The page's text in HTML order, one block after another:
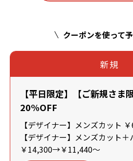
クーポンを使って
新規
【平日限定】【ご新規さま
20%OFF
【デザイナー】メンズカット
【デザイナー】メンズカット＋
￥14,300→￥11,440～